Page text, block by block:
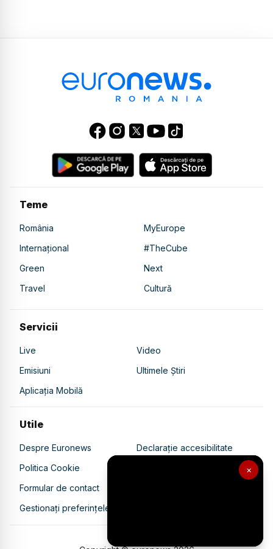
×
Teme
România
MyEurope
Internațional
#TheCube
Green
Next
Travel
Cultură
Servicii
Live
Video
Emisiuni
Ultimele Știri
Aplicația Mobilă
Utile
Despre Euronews
Declarație accesibilitate
Politica Cookie
Politica de confidențialitate
Formular de contact
Gestionați preferințele